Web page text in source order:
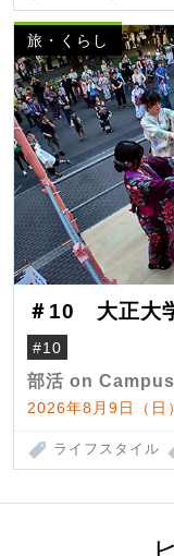
旅・くらし
＃10 大正大
#10
部活 on Campus
2026年8月9日（日
ライフスタイル